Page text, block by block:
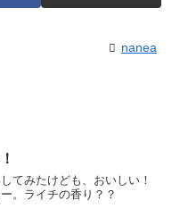
nanea
てみたけども、おいしい！
。ライチの香り？？